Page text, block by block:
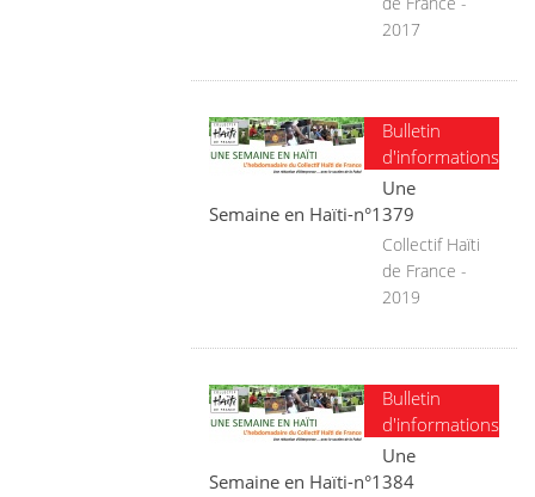
2017
Bulletin
d'informations
Une
Semaine en Haïti-n°1379
Collectif Haïti
de France -
2019
Bulletin
d'informations
Une
Semaine en Haïti-n°1384